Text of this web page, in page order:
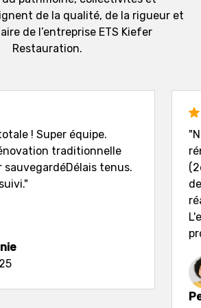
de la qualité, de la rigueur et
de l’entreprise ETS Kiefer
Restauration.
! Super équipe.
traditionnelle
sauvegardéDélais tenus.